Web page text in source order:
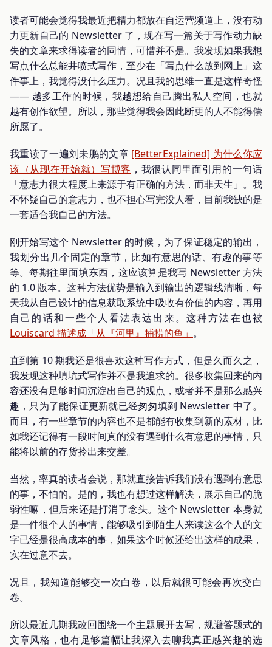
读者可能会觉得我最近把精力都放在自运营频道上，没有动
力更新自己的 Newsletter 了，现在写一篇关于写作动力缺
失的文章来求得读者的同情，可惜并不是。我发现如果我想
写点什么总能井喷式写作，至少在「写点什么放到网上」这
件事上，我觉得没什么压力。况且我的思维一直是这样奇怪
—— 越多工作的时候，我越想给自己腾出私人空间，也就
越有创作欲望。所以，那些觉得我会因此断更的人不能得偿
所愿了。
我重读了一遍刘未鹏的文章 [BetterExplained] 为什么你应
该（从现在开始就）写博客 ，我很认同里面引用的一句话
「意志力很大程度上来源于有正确的方法，而非天生」。我
不怀疑自己的意志力，也不担心写完没人看，目前我缺的是
一套适合我自己的方法。
刚开始写这个 Newsletter 的时候，为了保证稳定的输出，
我划分出几个固定的章节，比如有意思的话、有趣的事等
等。每期往里面填东西，这应该算是我写 Newsletter 方法
的 1.0 版本。这种方法优势是输入到输出的逻辑线清晰，每
天我从自己设计的信息获取系统中吸收有价值的内容，再用
自己的话和一些个人看法表达出来。这种方法在也被
Louiscard 描述成「从『河里』捕捞的鱼」 。
直到第 10 期我还是很喜欢这种写作方式，但是久而久之，
我发现这种填坑式写作并不是我追求的。很多收集回来的内
容还没有足够时间沉淀出自己的观点，或者并不是那么感兴
趣，只为了能保证更新就已经匆匆填到 Newsletter 中了。
而且，有一些章节的内容也不是都能有收集到新的素材，比
如我还记得有一段时间真的没有遇到什么有意思的事情，只
能将以前的存货拎出来交差。
当然，率真的读者会说，那就直接告诉我们没有遇到有意思
的事，不怕的。是的，我也有想过这样解决，展示自己的脆
弱性嘛，但后来还是打消了念头。这个 Newsletter 本身就
是一件很个人的事情，能够吸引到陌生人来读这么个人的文
字已经是很高成本的事，如果这个时候还给出这样的成果，
实在过意不去。
况且，我知道能够交一次白卷，以后就很可能会再次交白
卷。
所以最近几期我改回围绕一个主题展开去写，规避答题式的
文章风格，也有足够篇幅让我深入去聊我真正感兴趣的选